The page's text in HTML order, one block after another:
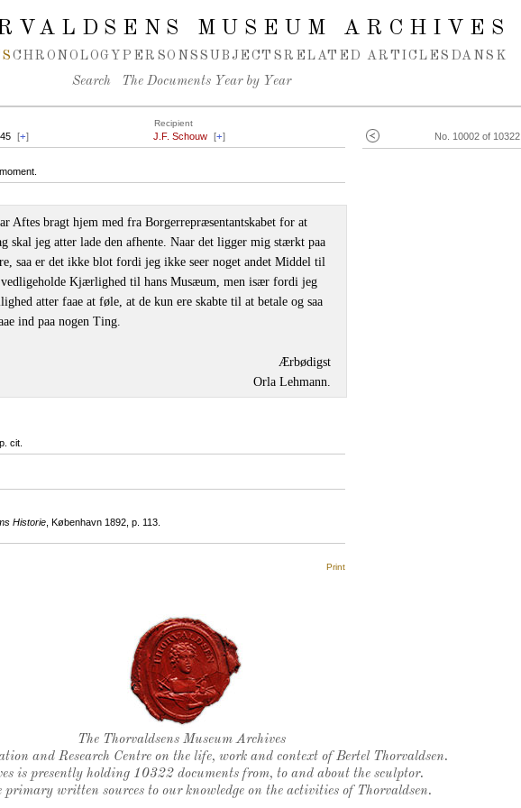
MUSEUM ARCHIVES
CHRONOLOGY PERSONS SUBJECTS RELATED ARTICLES DANSK
Search The Documents Year by Year
No. 10002 of 10322
Recipient
[+] J.F. Schouw [+]
Aftes bragt hjem med fra Borgerrepræsentantskabet for at
skal jeg atter lade den afhente. Naar det ligger mig stærkt paa
saa er det ikke blot fordi jeg ikke seer noget andet Middel til
Kjærlighed til hans Musæum, men især fordi jeg
atter faae at føle, at de kun ere skabte til at betale og saa
ind paa nogen Ting.
Ærbødigst
Orla Lehmann.
cit.
Historie , København 1892, p. 113.
Print
Thorvaldsen's seal
The Thorvaldsens Museum Archives
and Research Centre on the life, work and context of Bertel Thorvaldsen.
is presently holding 10322 documents from, to and about the sculptor.
primary written sources to our knowledge on the activities of Thorvaldsen.